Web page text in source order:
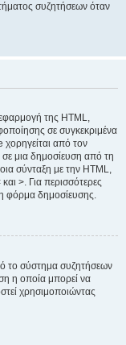
συζητήσεων όταν
της HTML,
σε συγκεκριμένα
από τον
σε μια δημοσίευση από τη
σύνταξη με την HTML,
>. Για περισσότερες
φόρμα δημοσίευσης.
το σύστημα συζητήσεων
η οποία μπορεί να
χρησιμοποιώντας